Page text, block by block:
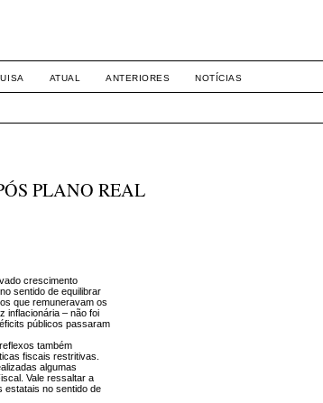
ATUAL ANTERIORES NOTÍCIAS
PLANO REAL
crescimento
sentido de equilibrar
que remuneravam os
inflacionária – não foi
públicos passaram
também
fiscais restritivas.
algumas
Vale ressaltar a
estatais no sentido de